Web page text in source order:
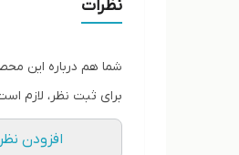
کیفیت عالی
نظرات
شما هم درباره این
برای ثبت نظر، لازم
افزودن نظر